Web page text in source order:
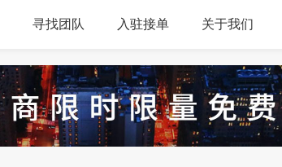
寻找团队 入驻接单 关于我们